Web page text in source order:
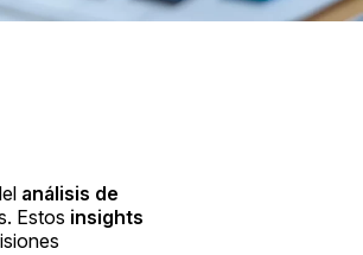
análisis de
Estos insights